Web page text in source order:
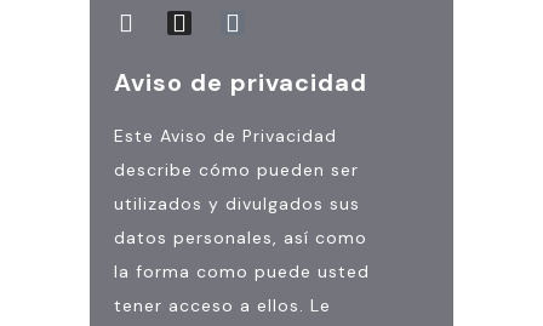
Aviso de privacidad
Este Aviso de Privacidad
describe cómo pueden ser
utilizados y divulgados sus
datos personales, así como
la forma como puede usted
tener acceso a ellos. Le